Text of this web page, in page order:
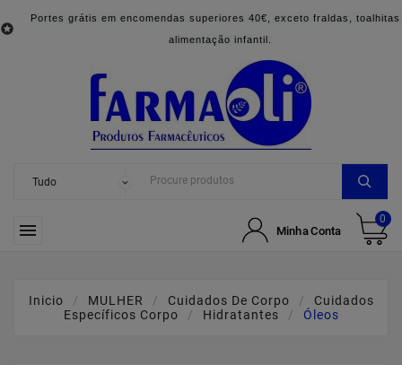

Portes grátis em encomendas superiores 40€, exceto fraldas, toalhitas
alimentação infantil.
 Minha Conta
0
Inicio MULHER Cuidados De Corpo
Cuidados
Específicos Corpo
Hidratantes Óleos